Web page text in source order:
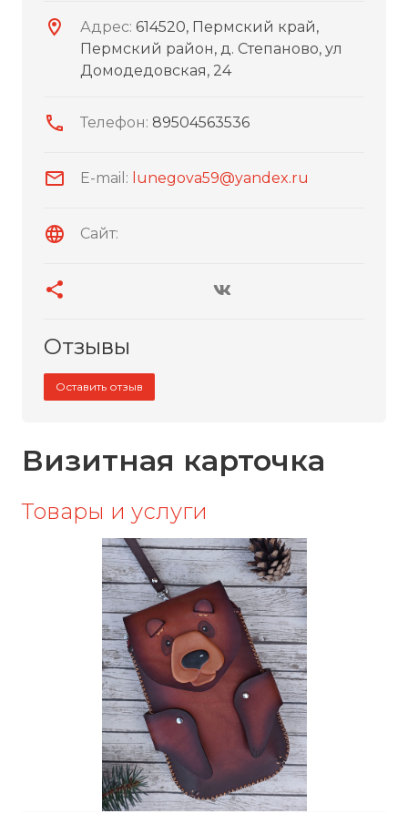
Адрес: 614520, Пермский край,
Пермский район, д. Степаново, ул
Домодедовская, 24
Телефон: 89504563536
E-mail: lunegova59@yandex.ru
Сайт:
Отзывы
Оставить отзыв
Визитная карточка
Товары и услуги